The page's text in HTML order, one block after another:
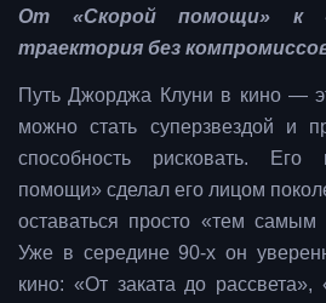
От «Скорой помощи» к
траектория без
Путь Джорджа Клуни в кино —
можно стать суперзвездой и
способность рисковать.
помощи» сделал его лицом
оставаться просто «тем
Уже в середине 90‑х он
кино: «От заката до рассвета»,